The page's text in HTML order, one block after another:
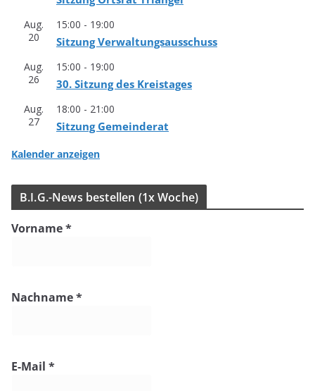
Aug.
20
15:00 - 19:00
Sit­zung Verwaltungsausschuss
Aug.
26
15:00 - 19:00
30. Sit­zung des Kreistages
Aug.
27
18:00 - 21:00
Sit­zung Gemeinderat
Kalender anzeigen
B.I.G.-News bestel­len (1x Woche)
Vorname*
Nachname*
E-Mail *